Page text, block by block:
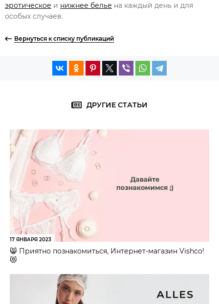
эротическое и нижнее белье на каждый день и для
особых случаев.
Вернуться к списку публикаций
ДРУГИЕ СТАТЬИ
17 ЯНВАРЯ 2023
😸 Приятно познакомиться, Интернет-магазин Vishco!
😻